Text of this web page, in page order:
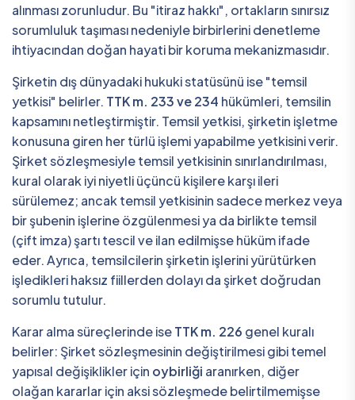
alınması zorunludur. Bu "itiraz hakkı", ortakların sınırsız
sorumluluk taşıması nedeniyle birbirlerini denetleme
ihtiyacından doğan hayati bir koruma mekanizmasıdır.
Şirketin dış dünyadaki hukuki statüsünü ise "temsil
yetkisi" belirler. TTK m. 233 ve 234 hükümleri, temsilin
kapsamını netleştirmiştir. Temsil yetkisi, şirketin işletme
konusuna giren her türlü işlemi yapabilme yetkisini verir.
Şirket sözleşmesiyle temsil yetkisinin sınırlandırılması,
kural olarak iyi niyetli üçüncü kişilere karşı ileri
sürülemez; ancak temsil yetkisinin sadece merkez veya
bir şubenin işlerine özgülenmesi ya da birlikte temsil
(çift imza) şartı tescil ve ilan edilmişse hüküm ifade
eder. Ayrıca, temsilcilerin şirketin işlerini yürütürken
işledikleri haksız fiillerden dolayı da şirket doğrudan
sorumlu tutulur.
Karar alma süreçlerinde iseTTK m. 226 genel kuralı
belirler: Şirket sözleşmesinin değiştirilmesi gibi temel
yapısal değişiklikler için oybirliği aranırken, diğer
olağan kararlar için aksi sözleşmede belirtilmemişse